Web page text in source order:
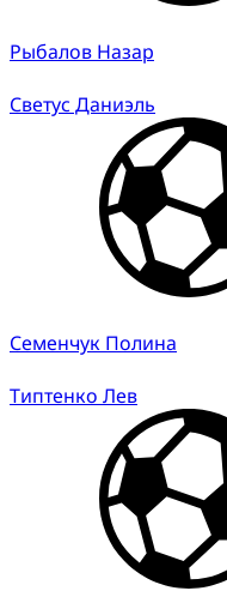
Рыбалов Назар
Светус Даниэль
Семенчук Полина
Типтенко Лев